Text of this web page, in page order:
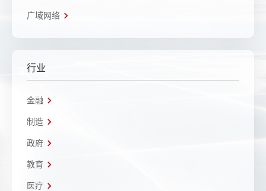
广域网络
行业
金融
制造
政府
教育
医疗